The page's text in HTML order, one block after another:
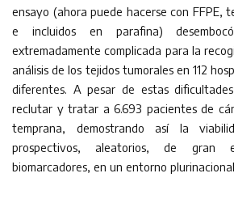
ensayo (ahora puede hacerse con FFPE,
e incluidos en parafina)
extremadamente complicada para la
análisis de los tejidos tumorales en 112
diferentes. A pesar de estas
reclutar y tratar a 6.693 pacientes de
temprana, demostrando así la
prospectivos, aleatorios, de gran
biomarcadores, en un entorno